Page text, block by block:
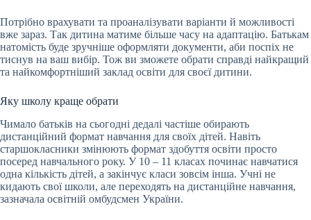
Потрібно врахувати та проаналізувати варіанти й можливості
вже зараз. Так дитина матиме більше часу на адаптацію. Батькам
натомість буде зручніше оформляти документи, аби поспіх не
тиснув на ваш вибір. Тож ви зможете обрати справді найкращий
та найкомфортніший заклад освіти для своєї дитини.
Яку школу краще обрати
Чимало батьків на сьогодні дедалі частіше обирають
дистанційний формат навчання для своїх дітей. Навіть
старшокласники змінюють формат здобуття освіти просто
посеред навчального року. У 10 – 11 класах починає навчатися
одна кількість дітей, а закінчує класи зовсім інша. Учні не
кидають свої школи, але переходять на дистанційне навчання,
зазначала освітній омбудсмен України.